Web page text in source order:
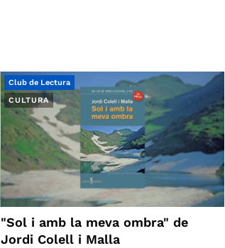
CULTURA
Club de Lectura
"Sol i amb la meva ombra" de
Jordi Colell i Malla